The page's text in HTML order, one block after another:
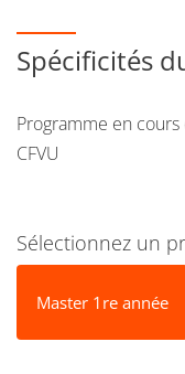
Spécificités
Programme en
CFVU
Sélectionnez un
Master 1re année